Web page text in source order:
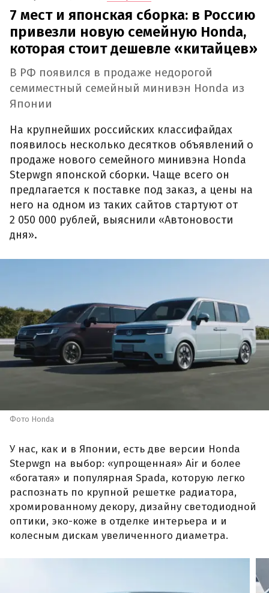
7 мест и японская сборка: в Россию
привезли новую семейную Honda,
которая стоит дешевле «китайцев»
В РФ появился в продаже недорогой
семиместный семейный минивэн Honda из
Японии
На крупнейших российских классифайдах
появилось несколько десятков объявлений о
продаже нового семейного минивэна Honda
Stepwgn японской сборки. Чаще всего он
предлагается к поставке под заказ, а цены на
него на одном из таких сайтов стартуют от
2 050 000 рублей, выяснили «Автоновости
дня».
Фото Honda
У нас, как и в Японии, есть две версии Honda
Stepwgn на выбор: «упрощенная» Air и более
«богатая» и популярная Spada, которую легко
распознать по крупной решетке радиатора,
хромированному декору, дизайну светодиодной
оптики, эко-коже в отделке интерьера и и
колесным дискам увеличенного диаметра.